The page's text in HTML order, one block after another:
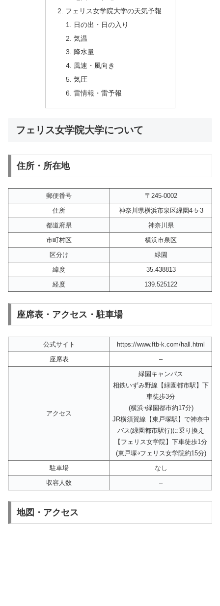
フェリス女学院大学の天気予報
日の出・日の入り
気温
降水量
風速・風向き
気圧
雷情報・雷予報
フェリス女学院大学について
住所・所在地
郵便番号
〒245-0002
住所
神奈川県横浜市泉区緑園4-5-3
都道府県
神奈川県
市町村区
横浜市泉区
区分け
緑園
緯度
35.438813
経度
139.525122
座席表・アクセス・駐車場
公式サイト
https://www.ftb-k.com/hall.html
座席表
–
アクセス
緑園キャンパス
相鉄いずみ野線【緑園都市駅】下
車徒歩3分
(横浜￫緑園都市約17分)
JR横須賀線【東戸塚駅】で神奈中
バス(緑園都市駅行)に乗り換え
【フェリス女学院】下車徒歩1分
(東戸塚￫フェリス女学院約15分)
駐車場
なし
収容人数
–
地図・アクセス